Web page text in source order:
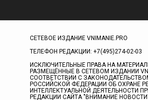
СЕТЕВОЕ ИЗДАНИЕ VNIMANIE.PRO
ТЕЛЕФОН РЕДАКЦИИ: +7(495)274-02-03
ИСКЛЮЧИТЕЛЬНЫЕ ПРАВА НА
РАЗМЕЩЁННЫЕ В СЕТЕВОМ ИЗДАНИИ
СООТВЕТСТВИИ С
РОССИЙСКОЙ ФЕДЕРАЦИИ ОБ ОХРАНЕ
ИНТЕЛЛЕКТУАЛЬНОЙ ДЕЯТЕЛЬНОСТИ
РЕДАКЦИИ САЙТА "ВНИМАНИЕ